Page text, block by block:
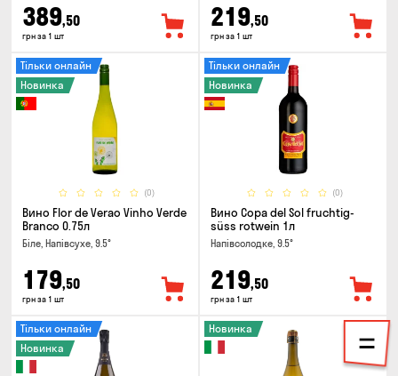
389,50
грн за 1 шт
219,50
грн за 1 шт
(0)
Тільки онлайн
Новинка
Вино Flor de Verao Vinho Verde
Branco 0.75л
Біле, Напівсухе, 9.5°
179,50
грн за 1 шт
(0)
Тільки онлайн
Новинка
Вино Copa del Sol fruchtig-
süss rotwein 1л
Напівсолодке, 9.5°
219,50
грн за 1 шт
Тільки онлайн
Новинка
Новинка